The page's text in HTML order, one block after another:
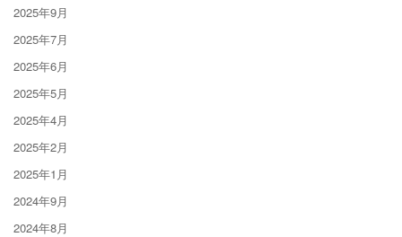
2025年9月
2025年7月
2025年6月
2025年5月
2025年4月
2025年2月
2025年1月
2024年9月
2024年8月